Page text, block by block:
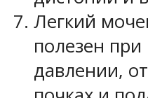
Легкий
полезен
давлении,